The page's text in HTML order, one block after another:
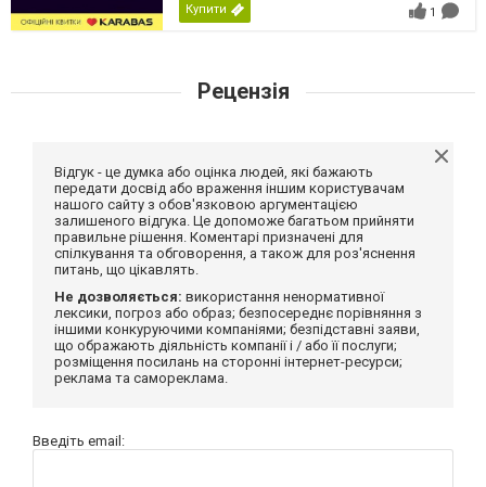
Купити 1
Рецензія
Відгук - це думка або оцінка людей, які бажають
передати досвід або враження іншим користувачам
нашого сайту з обов'язковою аргументацією
залишеного відгука. Це допоможе багатьом прийняти
правильне рішення. Коментарі призначені для
спілкування та обговорення, а також для роз'яснення
питань, що цікавлять.
Не дозволяється: використання ненормативної
лексики, погроз або образ; безпосереднє порівняння з
іншими конкуруючими компаніями; безпідставні заяви,
що ображають діяльність компанії і / або її послуги;
розміщення посилань на сторонні інтернет-ресурси;
реклама та самореклама.
Введіть email: